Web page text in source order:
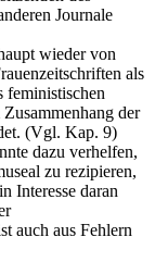
Journale
wieder von
als
feministischen
der
(Vgl. Kap. 9)
dazu verhelfen,
zu rezipieren,
Interesse daran
auch aus Fehlern